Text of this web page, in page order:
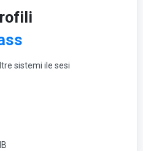
sistemi ile sesi